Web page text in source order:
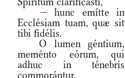
—hunc emítte in
Ecclésiam tuam, quæ sit
tibi fidélis.
O lumen géntium,
meménto eórum, qui
adhuc in ténebris
commorántur,